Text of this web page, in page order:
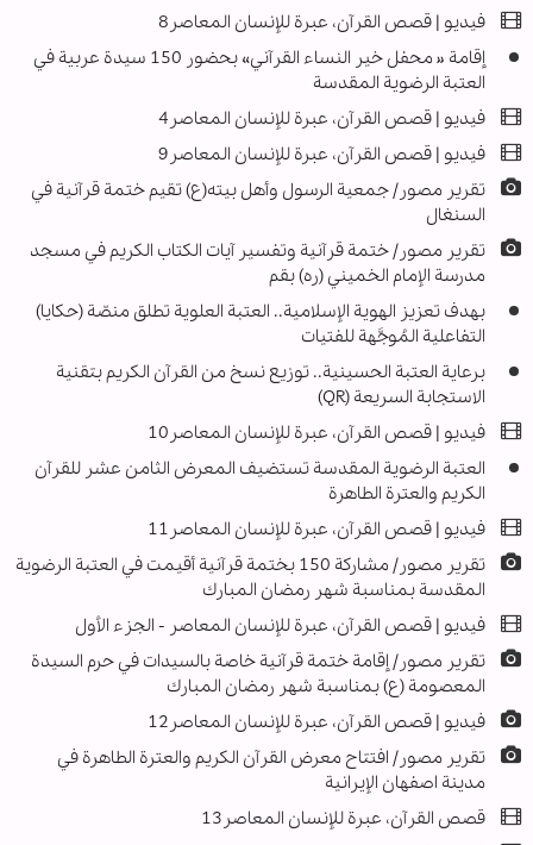
فيديو | قصص القرآن، عبرة للإنسان المعاصر8
إقامة « محفل خير النساء القرآني» بحضور 150 سيدة عربیة في
العتبة الرضویة المقدسة
فيديو | قصص القرآن، عبرة للإنسان المعاصر4
فيديو | قصص القرآن، عبرة للإنسان المعاصر9
تقرير مصور/ جمعية الرسول وأهل بيته(ع) تقيم ختمة قرآنية في
السنغال
تقرير مصور/ ختمة قرآنية وتفسير آيات الكتاب الكريم في مسجد
مدرسة الإمام الخميني (ره) بقم
بهدف تعزيز الهوية الإسلامية.. العتبة العلوية تطلق منصّة (حكايا)
التفاعلية المُوجَّهة للفتيات
برعاية العتبة الحسينية.. توزيع نسخ من القرآن الكريم بتقنية
الاستجابة السريعة (QR)
فيديو | قصص القرآن، عبرة للإنسان المعاصر10
العتبة الرضوية المقدسة تستضيف المعرض الثامن عشر للقرآن
الكريم والعترة الطاهرة
فيديو | قصص القرآن، عبرة للإنسان المعاصر11
تقرير مصور/ مشاركة 150 بختمة قرآنية أقيمت في العتبة الرضوية
المقدسة بمناسبة شهر رمضان المبارك
فيديو | قصص القرآن، عبرة للإنسان المعاصر - الجزء الأول
تقرير مصور/ إقامة ختمة قرآنية خاصة بالسيدات في حرم السيدة
المعصومة (ع) بمناسبة شهر رمضان المبارك
فيديو | قصص القرآن، عبرة للإنسان المعاصر12
تقرير مصور/ افتتاح معرض القرآن الكريم والعترة الطاهرة في
مدينة اصفهان الإيرانية
قصص القرآن، عبرة للإنسان المعاصر13